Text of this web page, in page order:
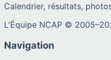
Calendrier, résultats,
L'Équipe NCAP © 2005–
Navigation